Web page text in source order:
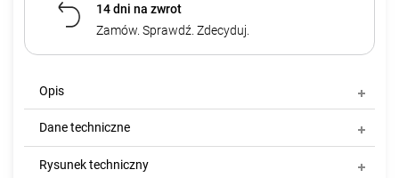
14 dni na zwrot
Zamów. Sprawdź. Zdecyduj.
Opis
Dane techniczne
Rysunek techniczny